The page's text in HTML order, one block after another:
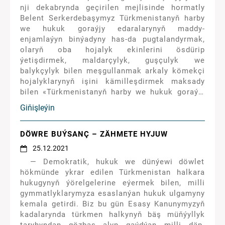
nji dekabrynda geçirilen mejlisinde hormatly
Belent Serkerdebaşymyz Türkmenistanyň harby
we hukuk goraýjy edaralarynyň maddy-
enjamlaýyn binýadyny has-da pugtalandyrmak,
olaryň oba hojalyk ekinlerini ösdürip
ýetişdirmek, maldarçylyk, guşçulyk we
balykçylyk bilen meşgullanmak arkaly kömekçi
hojalyklarynyň işini kämilleşdirmek maksady
bilen «Türkmenistanyň harby we hukuk goraýjy
edaralarynyň Hojalyk müdiriýetini döretmek
hakynda» Karara gol çekdi.
Giňişleýin
DÖWRE BUÝSANÇ – ZÄHMETE HYJUW
25.12.2021
— Demokratik, hukuk we dünýewi döwlet
hökmünde ykrar edilen Türkmenistan halkara
hukugynyň ýörelgelerine eýermek bilen, milli
gymmatlyklarymyza esaslanýan hukuk ulgamyny
kemala getirdi. Biz bu gün Esasy Kanunymyzyň
kadalarynda türkmen halkynyň bäş müňýyllyk